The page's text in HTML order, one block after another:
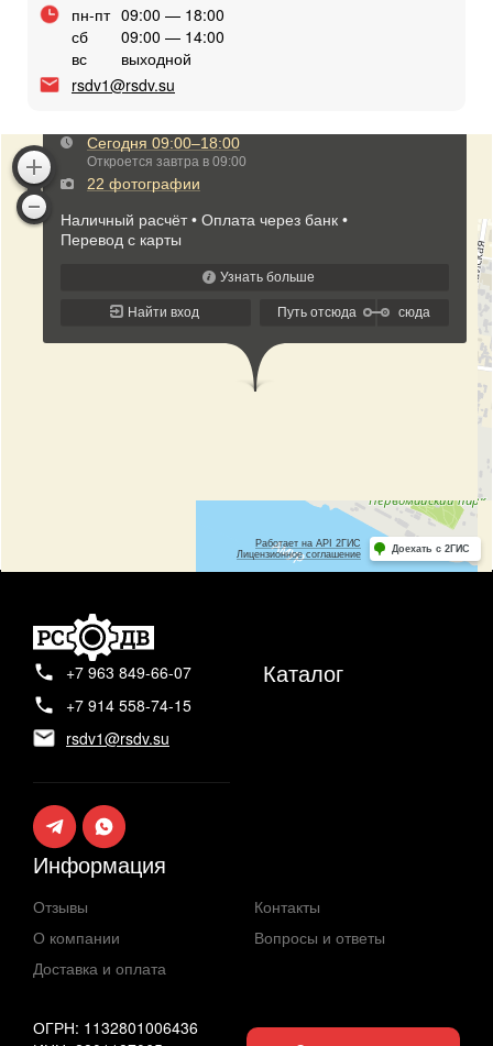
пн-пт 09:00 — 18:00
сб
09:00 — 14:00
вс
выходной
rsdv1@rsdv.su
ОГРН: 1132801006436
+7 963 849-66-07
+7 914 558-74-15
rsdv1@rsdv.su
Каталог
Информация
Отзывы
О компании
Доставка и оплата
Контакты
Вопросы и ответы